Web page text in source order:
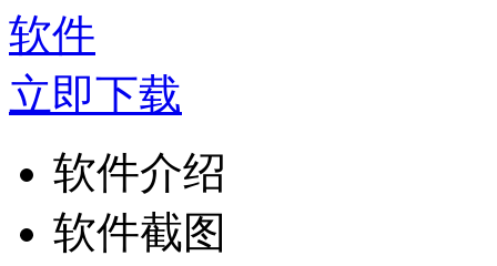
软件
立即下载
软件介绍
软件截图